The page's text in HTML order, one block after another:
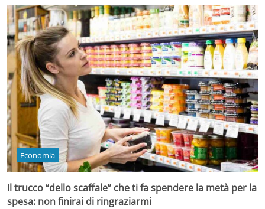
Economia
Il trucco “dello scaffale” che ti fa spendere la metà per la
spesa: non finirai di ringraziarmi